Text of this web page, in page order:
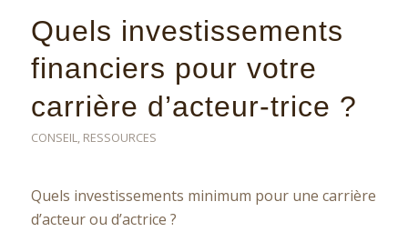
Quels investissements
financiers pour votre
carrière d’acteur-trice ?
CONSEIL RESSOURCES
Quels investissements minimum pour une carrière
d’acteur ou d’actrice ?